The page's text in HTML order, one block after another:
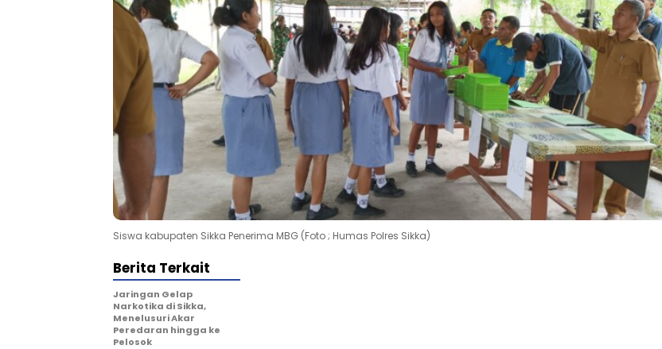
Siswa kabupaten Sikka Penerima MBG (Foto ; Humas Polres Sikka)
Berita Terkait
Jaringan Gelap
Narkotika di Sikka,
Menelusuri Akar
Peredaran hingga ke
Pelosok